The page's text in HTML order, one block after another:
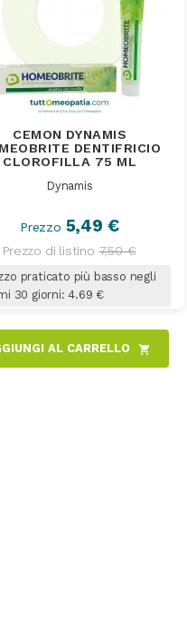
CEMON DYNAMIS
DENTIFRICIO
CLOROFILLA 75 ML
Dynamis
Prezzo 5,49 €
Prezzo di listino 7,50 €
praticato più basso negli
30 giorni: 4.69 €
AL CARRELLO shopping_cart